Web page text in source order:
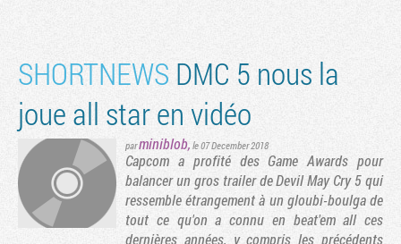
SHORTNEWS DMC 5 nous la
joue all star en vidéo
parminiblob, le 07 December 2018
Capcom a profité des Game Awards pour
balancer un gros trailer de Devil May Cry 5 qui
ressemble étrangement à un gloubi-boulga de
tout ce qu'on a connu en beat'em all ces
dernières années, y compris les précédents